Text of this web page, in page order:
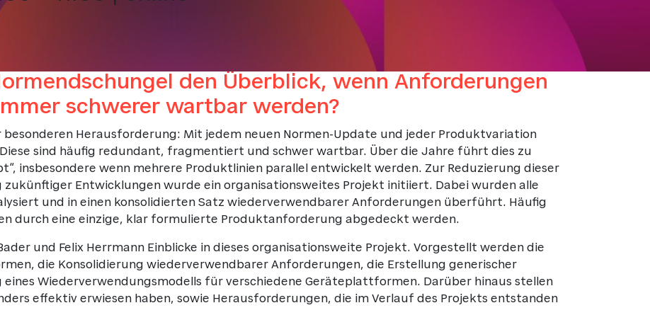
den Überblick, wenn Anforderungen
schwerer wartbar werden?
besonderen Herausforderung: Mit jedem neuen Normen-Update und jeder Produktvariation
sind häufig redundant, fragmentiert und schwer wartbar. Über die Jahre führt dies zu
insbesondere wenn mehrere Produktlinien parallel entwickelt werden. Zur Reduzierung dieser
zukünftiger Entwicklungen wurde ein organisationsweites Projekt initiiert. Dabei wurden alle
und in einen konsolidierten Satz wiederverwendbarer Anforderungen überführt. Häufig
durch eine einzige, klar formulierte Produktanforderung abgedeckt werden.
und Felix Herrmann Einblicke in dieses organisationsweite Projekt. Vorgestellt werden die
die Konsolidierung wiederverwendbarer Anforderungen, die Erstellung generischer
Wiederverwendungsmodells für verschiedene Geräteplattformen. Darüber hinaus stellen
effektiv erwiesen haben, sowie Herausforderungen, die im Verlauf des Projekts entstanden